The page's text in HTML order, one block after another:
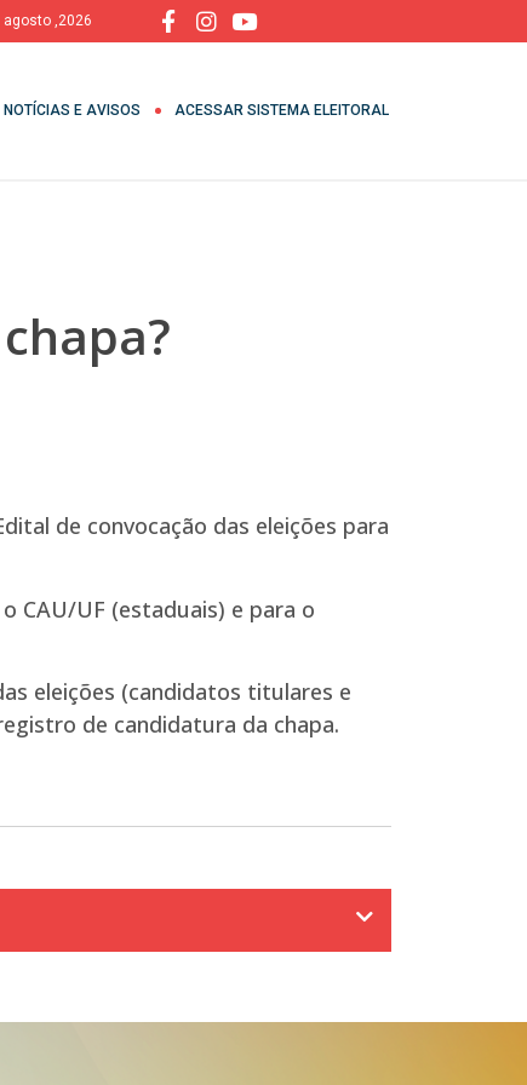
agosto ,2026
NOTÍCIAS E AVISOS ACESSAR SISTEMA ELEITORAL
de convocação das eleições para
CAU/UF (estaduais) e para o
eleições (candidatos titulares e
de candidatura da chapa.